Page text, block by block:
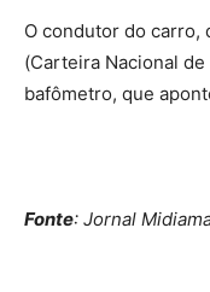
O condutor do carro,
(Carteira Nacional
bafômetro, que
Fonte: Jornal